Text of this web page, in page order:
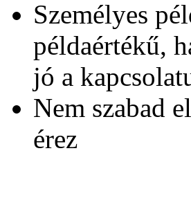
Személyes
példaértékű,
jó a
Nem szabad
érez